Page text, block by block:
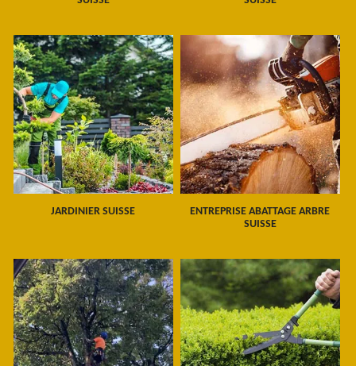
JARDINIER SUISSE
ENTREPRISE ABATTAGE ARBRE
SUISSE